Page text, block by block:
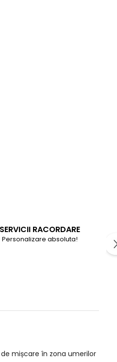
SERVICII RACORDARE
Personalizare absoluta!
de mișcare în zona umerilor